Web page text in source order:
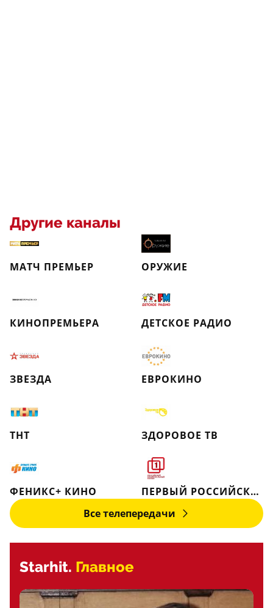
Другие каналы
МАТЧ ПРЕМЬЕР ОРУЖИЕ
КИНОПРЕМЬЕРА ДЕТСКОЕ РАДИО
ЗВЕЗДА ЕВРОКИНО
ТНТ ЗДОРОВОЕ ТВ
ФЕНИКС+ КИНО
ПЕРВЫЙ РОССИЙСКИЙ НАЦИОНАЛЬНЫЙ КАНАЛ
Все телепередачи
Starhit. Главное